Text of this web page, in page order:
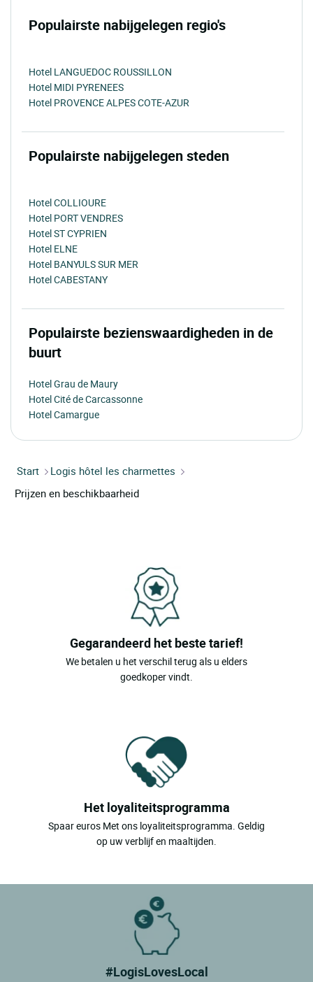
Populairste nabijgelegen regio's
Hotel LANGUEDOC ROUSSILLON
Hotel MIDI PYRENEES
Hotel PROVENCE ALPES COTE-AZUR
Populairste nabijgelegen steden
Hotel COLLIOURE
Hotel PORT VENDRES
Hotel ST CYPRIEN
Hotel ELNE
Hotel BANYULS SUR MER
Hotel CABESTANY
Populairste bezienswaardigheden in de
buurt
Hotel Grau de Maury
Hotel Cité de Carcassonne
Hotel Camargue
Start
Logis hôtel les charmettes
Prijzen en beschikbaarheid
Gegarandeerd het beste tarief!
We betalen u het verschil terug als u elders
goedkoper vindt.
Het loyaliteitsprogramma
Spaar euros Met ons loyaliteitsprogramma. Geldig
op uw verblijf en maaltijden.
#LogisLovesLocal